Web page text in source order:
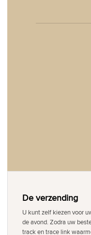
De verzending
U kunt zelf kiezen voor
de avond. Zodra uw
track en trace link